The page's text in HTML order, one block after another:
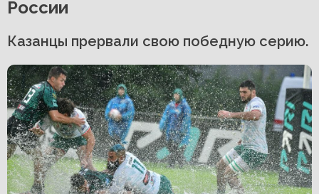
России
Казанцы прервали свою победную серию.